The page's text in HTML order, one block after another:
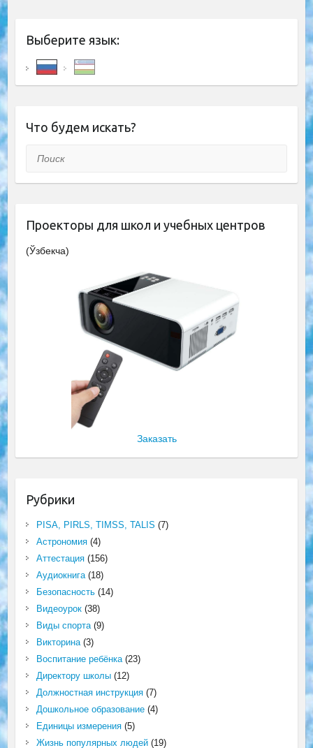
Выберите язык:
Что будем искать?
Поиск
Проекторы для школ и учебных центров
(Ўзбекча)
Заказать
Рубрики
PISA, PIRLS, TIMSS, TALIS (7)
Астрономия(4)
Аттестация(156)
Аудиокнига(18)
Безопасность(14)
Видеоурок(38)
Виды спорта(9)
Викторина(3)
Воспитание ребёнка(23)
Директору школы(12)
Должностная инструкция(7)
Дошкольное образование(4)
Единицы измерения(5)
Жизнь популярных людей(19)